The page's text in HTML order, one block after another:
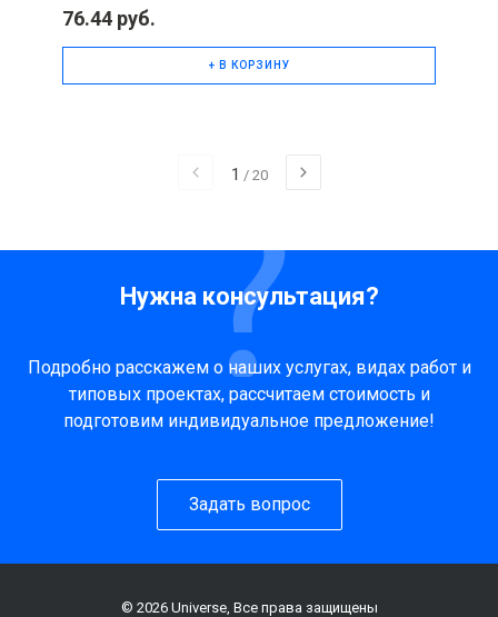
76.44 руб.
+ В КОРЗИНУ
1 / 20
Нужна консультация?
Подробно расскажем о наших услугах, видах работ и
типовых проектах, рассчитаем стоимость и
подготовим индивидуальное предложение!
Задать вопрос
© 2026 Universe, Все права защищены